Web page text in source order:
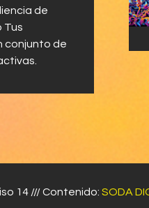
de
Tus
conjunto de
14 /// Contenido: SODA